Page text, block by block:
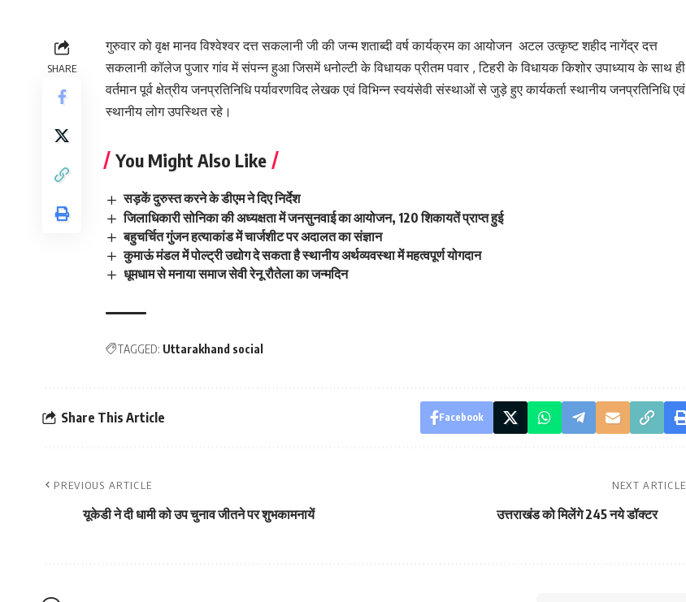
SHARE
गुरुवार को वृक्ष मानव विश्वेश्वर दत्त सकलानी जी की जन्म शताब्दी वर्ष कार्यक्रम का आयोजन अटल उत्कृष्ट शहीद नागेंद्र दत्त
सकलानी कॉलेज पुजार गांव में संपन्न हुआ जिसमें धनोल्टी के विधायक प्रीतम पवार , टिहरी के विधायक किशोर उपाध्याय के साथ ही
वर्तमान पूर्व क्षेत्रीय जनप्रतिनिधि पर्यावरणविद लेखक एवं विभिन्न स्वयंसेवी संस्थाओं से जुड़े हुए कार्यकर्ता स्थानीय जनप्रतिनिधि एवं
स्थानीय लोग उपस्थित रहे।
You Might Also Like
सड़कें दुरुस्त करने के डीएम ने दिए निर्देश
जिलाधिकारी सोनिका की अध्यक्षता में जनसुनवाई का आयोजन, 120 शिकायतें प्राप्त हुई
बहुचर्चित गुंजन हत्याकांड में चार्जशीट पर अदालत का संज्ञान
कुमाऊं मंडल में पोल्ट्री उद्योग दे सकता है स्थानीय अर्थव्यवस्था में महत्वपूर्ण योगदान
धूमधाम से मनाया समाज सेवी रेनू रौतेला का जन्मदिन
TAGGED: Uttarakhand social
Share This Article Facebook
PREVIOUS ARTICLE
यूकेडी ने दी धामी को उप चुनाव जीतने पर शुभकामनायें
NEXT ARTICLE
उत्तराखंड को मिलेंगे 245 नये डॉक्टर